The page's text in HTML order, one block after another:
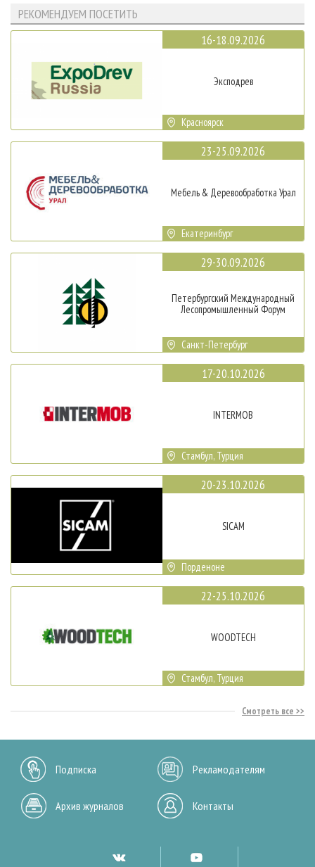
РЕКОМЕНДУЕМ ПОСЕТИТЬ
16-18.09.2026
Эксподрев
Красноярск
23-25.09.2026
Мебель & Деревообработка Урал
Екатеринбург
29-30.09.2026
Петербургский Международный
Лесопромышленный Форум
Санкт-Петербург
17-20.10.2026
INTERMOB
Стамбул, Турция
20-23.10.2026
SICAM
Порденоне
22-25.10.2026
WOODTECH
Стамбул, Турция
Смотреть все
Подписка Рекламодателям
Архив журналов Контакты